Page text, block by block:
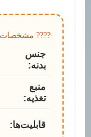
???? مشخصات
جنس
بدنه:
منبع
تغذیه:
قابلیت‌ها: